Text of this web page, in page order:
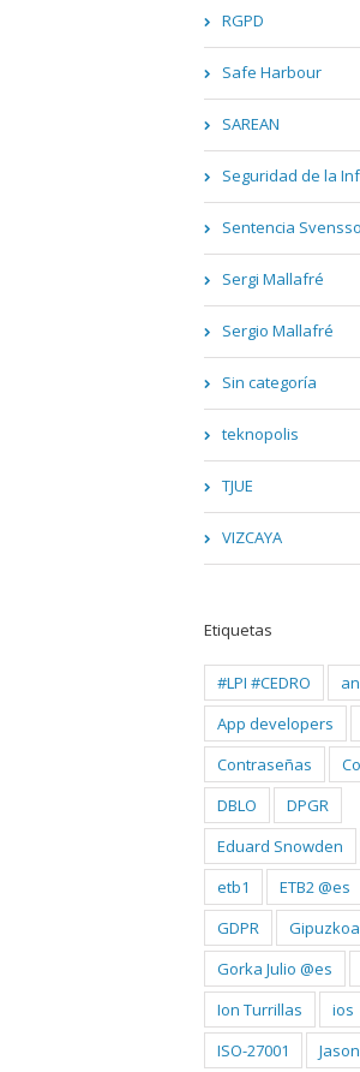
RGPD
Safe Harbour
SAREAN
Seguridad de la
Sentencia
Sergi Mallafré
Sergio Mallafré
Sin categoría
teknopolis
TJUE
VIZCAYA
Etiquetas
#LPI #CEDRO
App developers
Contraseñas
DBLO
DPGR
Eduard Snowden
etb1
ETB2 @es
GDPR
Gipuzkoa
Gorka Julio @es
Ion Turrillas
ios
ISO-27001